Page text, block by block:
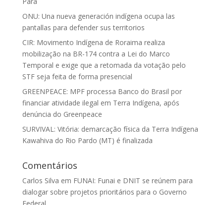
ONU: Una nueva generación indígena ocupa las
pantallas para defender sus territorios
CIR: Movimento Indígena de Roraima realiza
mobilização na BR-174 contra a Lei do Marco
Temporal e exige que a retomada da votação pelo
STF seja feita de forma presencial
GREENPEACE: MPF processa Banco do Brasil por
financiar atividade ilegal em Terra Indígena, após
denúncia do Greenpeace
SURVIVAL: Vitória: demarcação física da Terra Indígena
Kawahiva do Rio Pardo (MT) é finalizada
Comentários
Carlos Silva em FUNAI: Funai e DNIT se reúnem para
dialogar sobre projetos prioritários para o Governo